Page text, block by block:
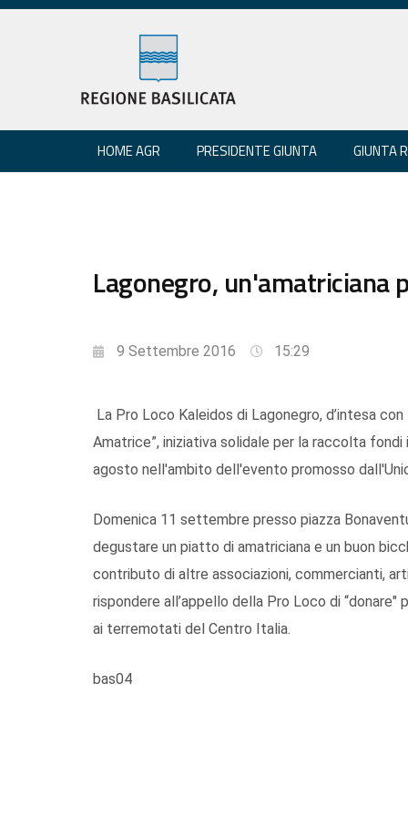
HOME AGR PRESIDENTE GIUNTA GIUNTA
Lagonegro, un'amatriciana
9 Settembre 2016 15:29
La Pro Loco Kaleidos di Lagonegro, d’intesa con
Amatrice”, iniziativa solidale per la raccolta
agosto nell'ambito dell'evento promosso
Domenica 11 settembre presso piazza
degustare un piatto di amatriciana e un buon
contributo di altre associazioni, commercianti,
rispondere all’appello della Pro Loco di
ai terremotati del Centro Italia.
bas04